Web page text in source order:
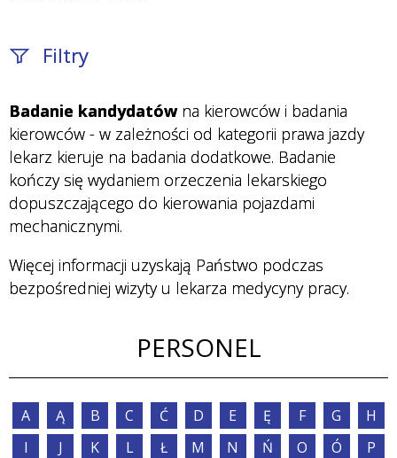
Filtry
Fraza / imię,
nazwisko
Przychodnie
Badania i
Badanie kandydatówna kierowców i badania
kierowców - w zależności od kategorii prawa jazdy
lekarz kieruje na badania dodatkowe. Badanie
kończy się wydaniem orzeczenia lekarskiego
dopuszczającego do kierowania pojazdami
mechanicznymi.
Więcej informacji uzyskają Państwo podczas
bezpośredniej wizyty u lekarza medycyny pracy.
PERSONEL
A Ą B C Ć D E Ę F G
H
I
J K L Ł M N Ń O Ó
P